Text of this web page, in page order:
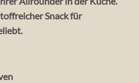
Snack für